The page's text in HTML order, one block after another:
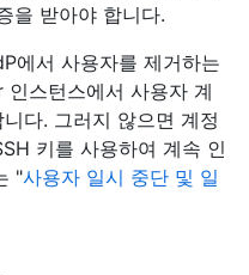
을 받아야 합니다.
에서 사용자를 제거하는
스턴스에서 사용자 계
다. 그러지 않으면 계정
키를 사용하여 계속 인
"사용자 일시 중단 및 일